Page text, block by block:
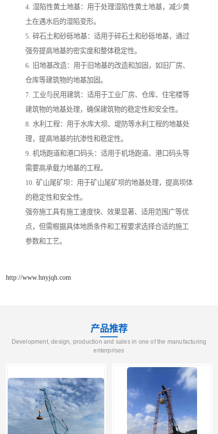
4. 湿陷性黄土地基：用于处理湿陷性黄土地基，减少黄
土在遇水后的湿陷变形。
5. 碎石土和砂砾地基：适用于碎石土和砂砾地基，通过
强夯提高地基的密实度和整体稳定性。
6. 旧地基改造：用于旧地基的改造和加固，如旧厂房、
仓库等建筑物的地基加固。
7. 工业与民用建筑：适用于工业厂房、仓库、住宅楼等
建筑物的地基处理，确保建筑物的稳定性和安全性。
8. 水利工程：用于水库大坝、堤防等水利工程的地基处
理，提高地基的抗渗性和稳定性。
9. 机场跑道和港口码头：适用于机场跑道、港口码头等
需要高承载力地基的工程。
10. 矿山尾矿坝：用于矿山尾矿坝的地基处理，提高坝体
的稳定性和安全性。
强夯施工具有施工速度快、效果显著、适用范围广等优
点，但需根据具体地质条件和工程要求选择合适的施工
参数和工艺。
http://www.hnyjqh.com
产品推荐
Development, design, production and sales in one of the manufacturing
enterprises